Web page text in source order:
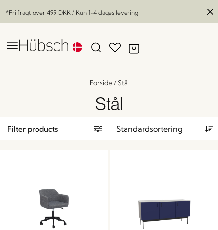
*Fri fragt over 499 DKK / Kun 1-4 dages levering
Forside/ Stål
Stål
Filter products